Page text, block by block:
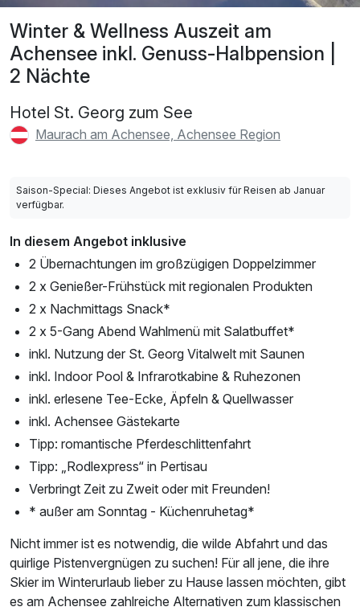
Winter & Wellness Auszeit am
Achensee inkl. Genuss-Halbpension |
2 Nächte
Hotel St. Georg zum See
Maurach am Achensee, Achensee Region
Saison-Special: Dieses Angebot ist exklusiv für Reisen ab Januar
verfügbar.
In diesem Angebot inklusive
2 Übernachtungen im großzügigen Doppelzimmer
2 x Genießer-Frühstück mit regionalen Produkten
2 x Nachmittags Snack*
2 x 5-Gang Abend Wahlmenü mit Salatbuffet*
inkl. Nutzung der St. Georg Vitalwelt mit Saunen
inkl. Indoor Pool & Infrarotkabine & Ruhezonen
inkl. erlesene Tee-Ecke, Äpfeln & Quellwasser
inkl. Achensee Gästekarte
Tipp: romantische Pferdeschlittenfahrt
Tipp: „Rodlexpress“ in Pertisau
Verbringt Zeit zu Zweit oder mit Freunden!
* außer am Sonntag - Küchenruhetag*
Nicht immer ist es notwendig, die wilde Abfahrt und das
quirlige Pistenvergnügen zu suchen! Für all jene, die ihre
Skier im Winterurlaub lieber zu Hause lassen möchten, gibt
es am Achensee zahlreiche Alternativen zum klassischen